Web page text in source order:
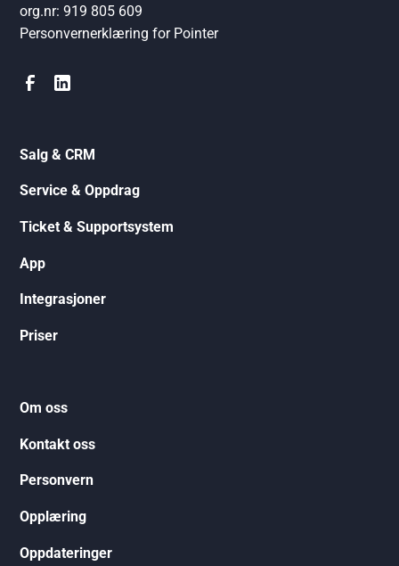
org.nr: 919 805 609
Personvernerklæring for Pointer
Salg & CRM
Service & Oppdrag
Ticket & Supportsystem
App
Integrasjoner
Priser
Om oss
Kontakt oss
Personvern
Opplæring
Oppdateringer